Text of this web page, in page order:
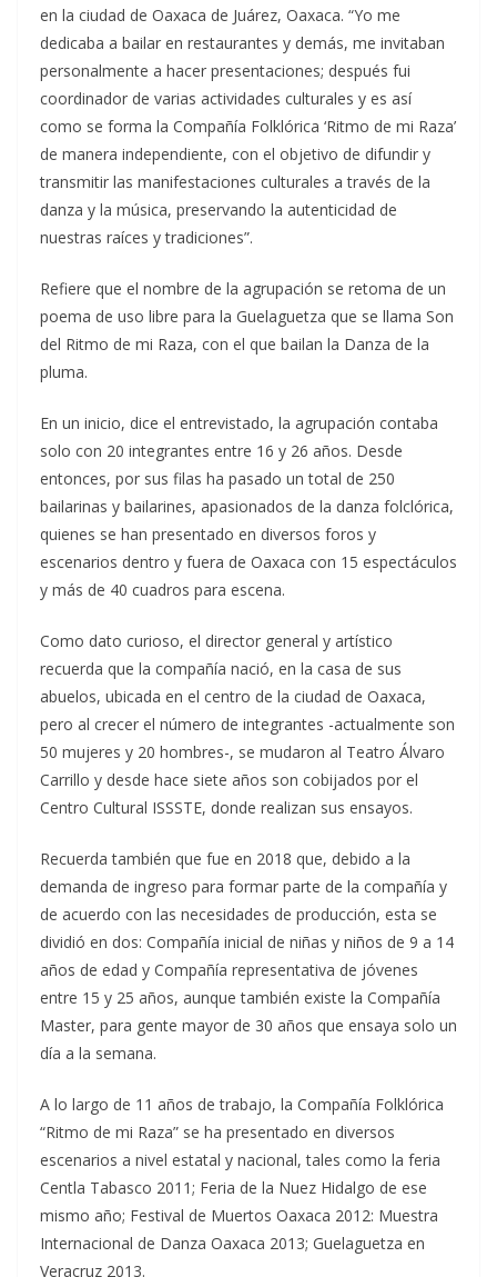
en la ciudad de Oaxaca de Juárez, Oaxaca. “Yo me
dedicaba a bailar en restaurantes y demás, me invitaban
personalmente a hacer presentaciones; después fui
coordinador de varias actividades culturales y es así
como se forma la Compañía Folklórica ‘Ritmo de mi Raza’
de manera independiente, con el objetivo de difundir y
transmitir las manifestaciones culturales a través de la
danza y la música, preservando la autenticidad de
nuestras raíces y tradiciones”.
Refiere que el nombre de la agrupación se retoma de un
poema de uso libre para la Guelaguetza que se llama Son
del Ritmo de mi Raza, con el que bailan la Danza de la
pluma.
En un inicio, dice el entrevistado, la agrupación contaba
solo con 20 integrantes entre 16 y 26 años. Desde
entonces, por sus filas ha pasado un total de 250
bailarinas y bailarines, apasionados de la danza folclórica,
quienes se han presentado en diversos foros y
escenarios dentro y fuera de Oaxaca con 15 espectáculos
y más de 40 cuadros para escena.
Como dato curioso, el director general y artístico
recuerda que la compañía nació, en la casa de sus
abuelos, ubicada en el centro de la ciudad de Oaxaca,
pero al crecer el número de integrantes -actualmente son
50 mujeres y 20 hombres-, se mudaron al Teatro Álvaro
Carrillo y desde hace siete años son cobijados por el
Centro Cultural ISSSTE, donde realizan sus ensayos.
Recuerda también que fue en 2018 que, debido a la
demanda de ingreso para formar parte de la compañía y
de acuerdo con las necesidades de producción, esta se
dividió en dos: Compañía inicial de niñas y niños de 9 a 14
años de edad y Compañía representativa de jóvenes
entre 15 y 25 años, aunque también existe la Compañía
Master, para gente mayor de 30 años que ensaya solo un
día a la semana.
A lo largo de 11 años de trabajo, la Compañía Folklórica
“Ritmo de mi Raza” se ha presentado en diversos
escenarios a nivel estatal y nacional, tales como la feria
Centla Tabasco 2011; Feria de la Nuez Hidalgo de ese
mismo año; Festival de Muertos Oaxaca 2012: Muestra
Internacional de Danza Oaxaca 2013; Guelaguetza en
Veracruz 2013.